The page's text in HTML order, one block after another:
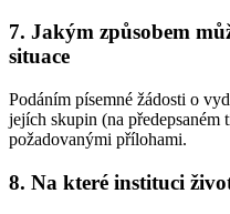
7. Jakým způsobem
situace
Podáním písemné žádosti o
jejích skupin (na předepsaném
požadovanými přílohami.
8. Na které instituci